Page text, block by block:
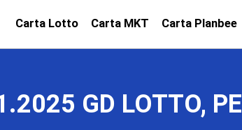
Carta Lotto Carta MKT Carta Planbee
GD LOTTO,